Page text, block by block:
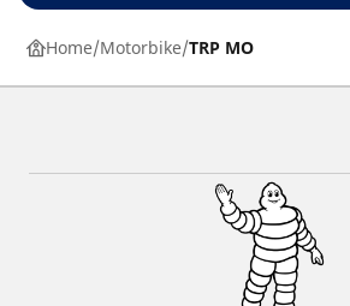
Home Motorbike TRP MO